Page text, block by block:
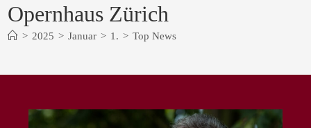
Opernhaus Zürich
> 2025 > Januar > 1. > Top News